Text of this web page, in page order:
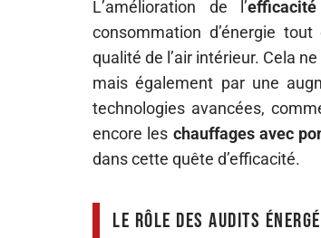
L’amélioration de l’
consommation d’énergie
qualité de l’air intérieur. Cela
mais également par une
technologies avancées,
encore les chauffages avec
dans cette quête d’efficacité.
Le rôle des audits